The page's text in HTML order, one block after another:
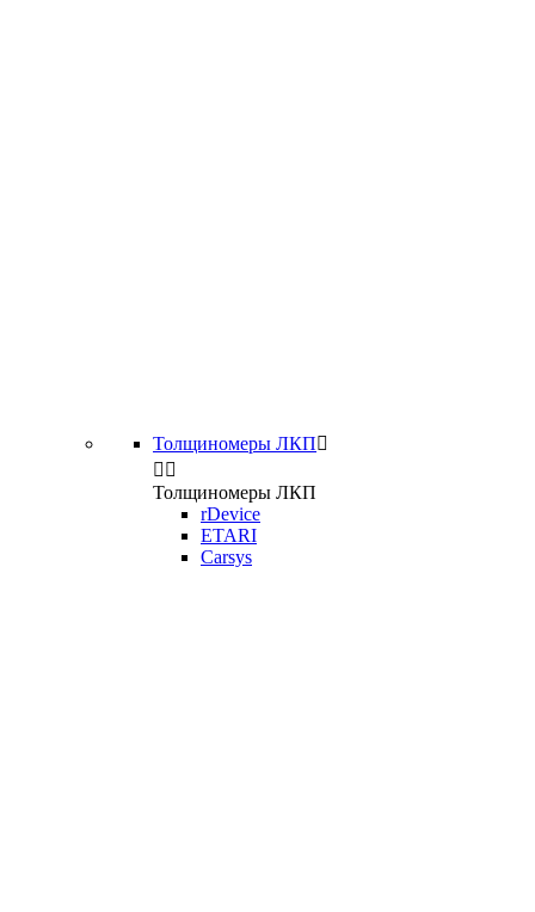
Толщиномеры ЛКП
 
Толщиномеры ЛКП
rDevice
ETARI
Carsys